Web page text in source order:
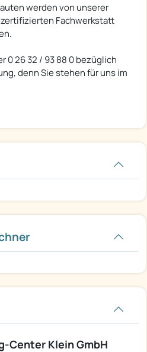
werden von unserer
Fachwerkstatt
0 26 32 / 93 88 0 bezüglich
denn Sie stehen für uns im
Center Klein GmbH